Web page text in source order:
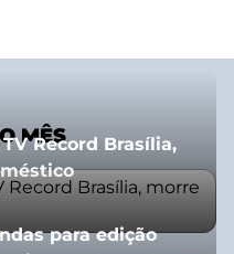
MÊS
Record Brasília,
para edição